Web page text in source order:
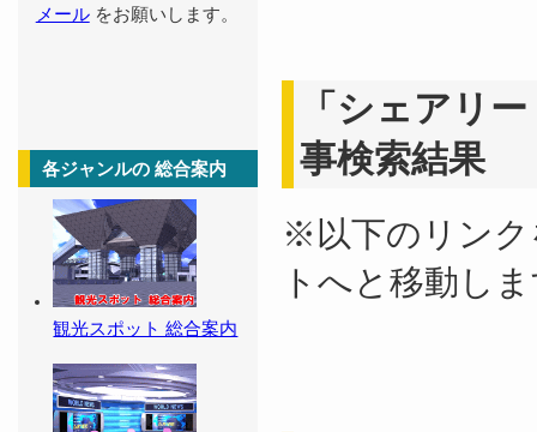
「シェアリ
事検索結果
※以下のリンク
トへと移動し
メールをお願いします。
各ジャンルの 総合案内
観光スポット 総合案内